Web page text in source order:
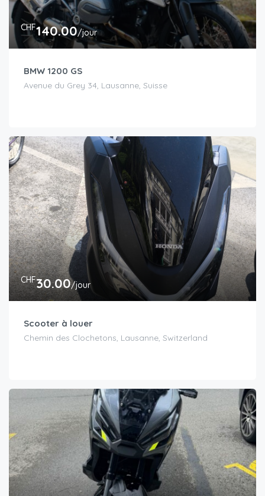
CHF140.00/jour
BMW 1200 GS
Avenue du Grey 34, Lausanne, Suisse
CHF30.00/jour
Scooter à louer
Chemin des Clochetons, Lausanne, Switzerland